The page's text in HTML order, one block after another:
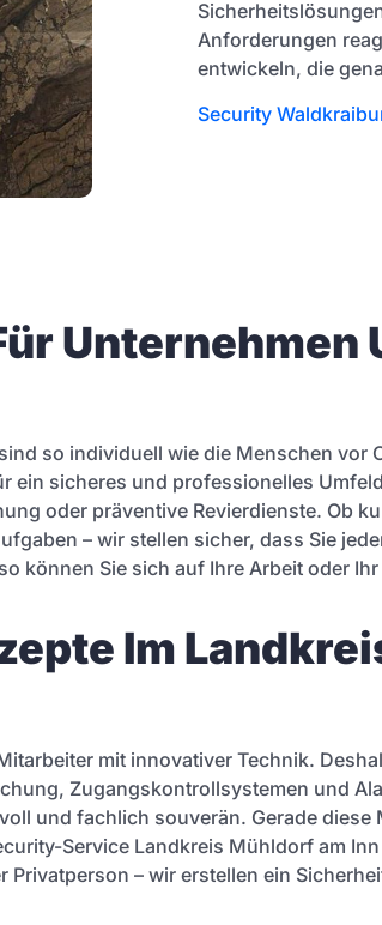
Anforderungen
entwickeln, die
Security
Unternehmen
so individuell wie die Menschen vor
sicheres und professionelles
oder präventive Revierdienste. Ob
– wir stellen sicher, dass Sie
können Sie sich auf Ihre Arbeit oder
Im
mit innovativer Technik.
Zugangskontrollsystemen und
und fachlich souverän. Gerade
Service Landkreis Mühldorf am
– wir erstellen ein